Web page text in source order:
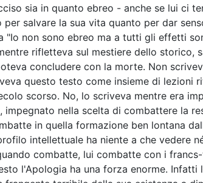
sia in quanto ebreo - anche se lui ci
per salvare la sua vita quanto per dar
"Io non sono ebreo ma a tutti gli effetti
rifletteva sul mestiere dello storico,
concludere con la morte. Non
questo testo come insieme di lezioni
scorso. No, lo scriveva mentre era
impegnato nella scelta di combattere la
in quella formazione ben lontana
intellettuale ha niente a che vedere
combatte, lui combatte con i
l'Apologia ha una forza enorme. Infatti